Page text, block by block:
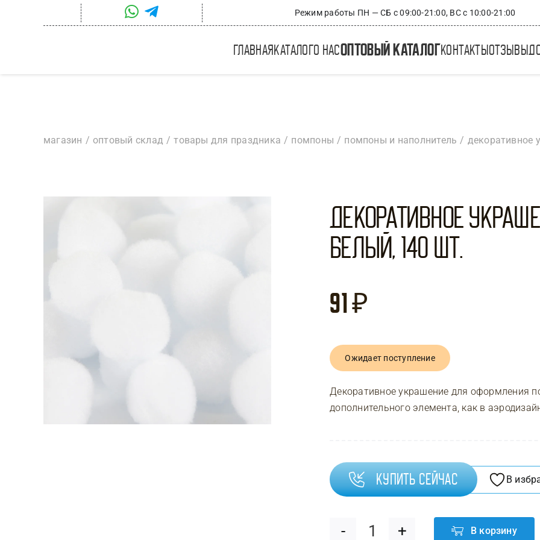
Режим работы ПН — СБ с 09:00-21:00, ВС с 10:00-21:00
главная каталого насоптовый каталогконтакты отзывы
магазин оптовый склад товары для праздника помпоны помпоны и наполнитель декоративное
Декоративное
Белый, 140 шт.
91₽
Ожидает поступление
Декоративное украшение для оформления
дополнительного элемента, как в
Купить сейчас В
В корзину